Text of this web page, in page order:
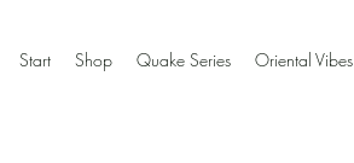
Start Shop Quake Series Oriental Vibes